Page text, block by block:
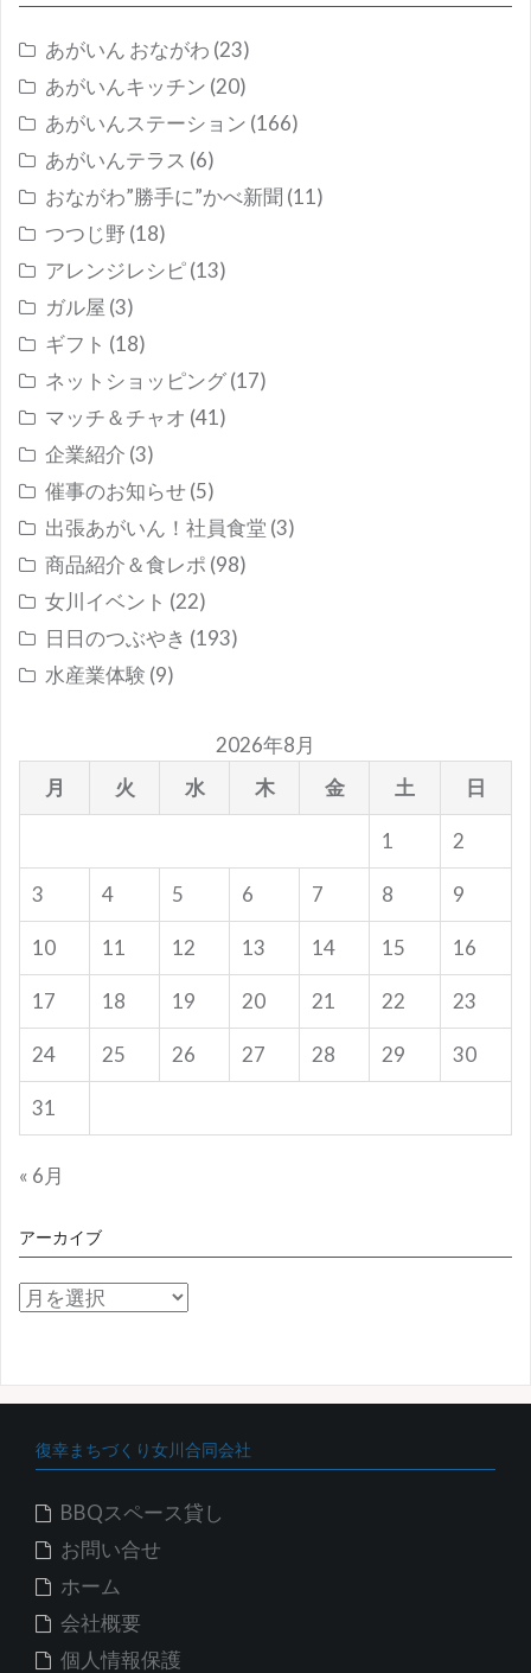
あがいん おながわ (23)
あがいんキッチン (20)
あがいんステーション (166)
あがいんテラス (6)
おながわ”勝手に”かべ新聞 (11)
つつじ野 (18)
アレンジレシピ(13)
ガル屋 (3)
ギフト (18)
ネットショッピング(17)
マッチ＆チャオ (41)
企業紹介 (3)
催事のお知らせ(5)
出張あがいん！社員食堂 (3)
商品紹介＆食レポ (98)
女川イベント (22)
日日のつぶやき (193)
水産業体験 (9)
2026年8月
月
火 水 木 金 土 日
1 2
3 4 5 6 7 8 9
10 11 12 13 14 15 16
17 18 19 20 21 22 23
24 25 26 27 28 29 30
31
« 6月
アーカイブ
ア
復幸まちづくり女川合同会社
BBQスペース貸し
お問い合せ
ホーム
会社概要
個人情報保護